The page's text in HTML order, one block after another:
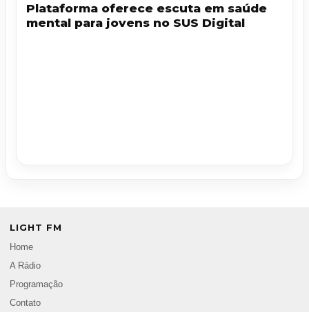
Plataforma oferece escuta em saúde
mental para jovens no SUS Digital
LIGHT FM
Home
A Rádio
Programação
Contato